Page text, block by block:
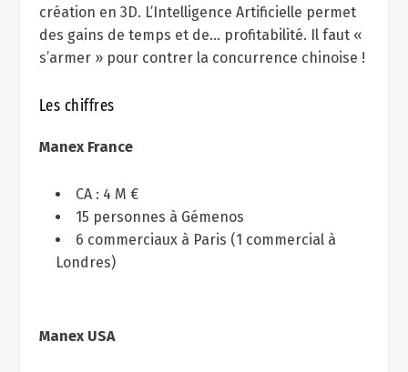
création en 3D. L’Intelligence Artificielle permet
des gains de temps et de… profitabilité. Il faut «
s’armer » pour contrer la concurrence chinoise !
Les chiffres
Manex France
CA : 4 M €
15 personnes à Gémenos
6 commerciaux à Paris (1 commercial à
Londres)
Manex USA